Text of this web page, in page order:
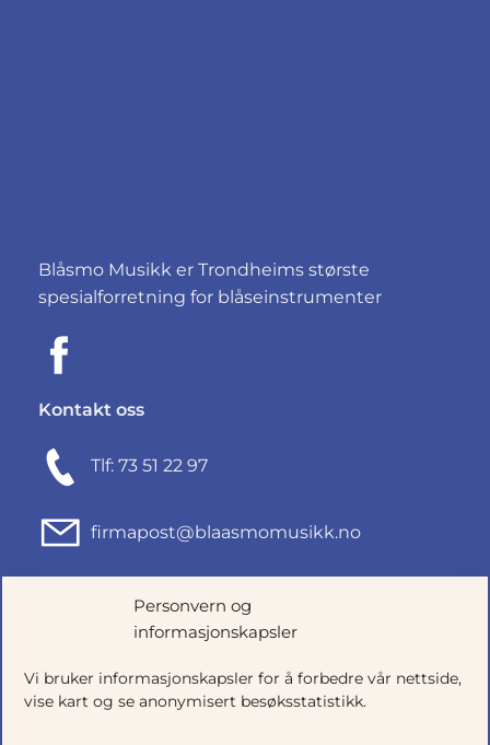
Personvern og
informasjonskapsler
Vi bruker informasjonskapsler for å forbedre vår nettside,
vise kart og se anonymisert besøksstatistikk.
Blåsmo Musikk er Trondheims største
spesialforretning for blåseinstrumenter
Kontakt oss
Tlf: 73 51 22 97
firmapost@blaasmomusikk.no
Fjordgata 46, 7010 TRONDHEIM